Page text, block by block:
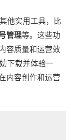
他实用工具，比
管理等。这些功
容质量和运营效
下载并体验一
内容创作和运营